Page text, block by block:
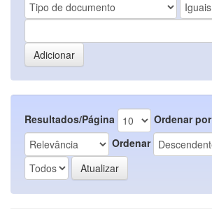
Resultados/Página
Ordenar por
Ordenar